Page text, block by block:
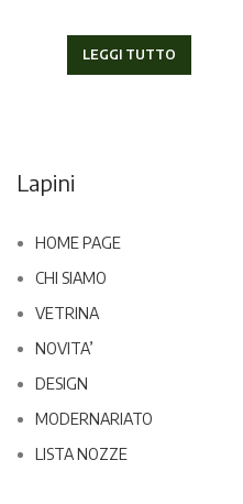
LEGGI TUTTO
Lapini
HOME PAGE
CHI SIAMO
VETRINA
NOVITA’
DESIGN
MODERNARIATO
LISTA NOZZE